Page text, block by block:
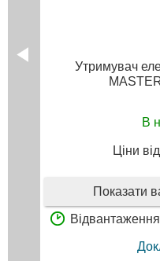
Утримувач
В
Ціни від
Показати